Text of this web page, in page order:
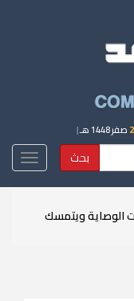
صفر 1448 هـ |
بحث
مخططات الوصاية ويتمسك